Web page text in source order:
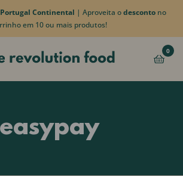
Portugal Continental | Aproveita odesconto no
em 10 ou mais produtos!
0
easypay